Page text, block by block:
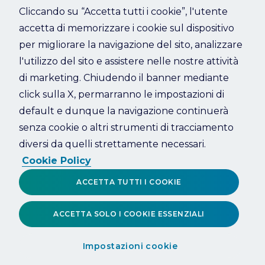
Refresh
Cliccando su “Accetta tutti i cookie”, l'utente
accetta di memorizzare i cookie sul dispositivo
per migliorare la navigazione del sito, analizzare
l'utilizzo del sito e assistere nelle nostre attività
di marketing. Chiudendo il banner mediante
click sulla X, permarranno le impostazioni di
default e dunque la navigazione continuerà
senza cookie o altri strumenti di tracciamento
diversi da quelli strettamente necessari.
Cookie Policy
Impostazioni cookie
ACCETTA SOLO I COOKIE ESSENZIALI
ACCETTA TUTTI I COOKIE